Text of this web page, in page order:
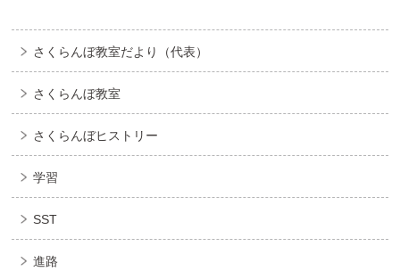
さくらんぼ教室だより（代表）
さくらんぼ教室
さくらんぼヒストリー
学習
SST
進路